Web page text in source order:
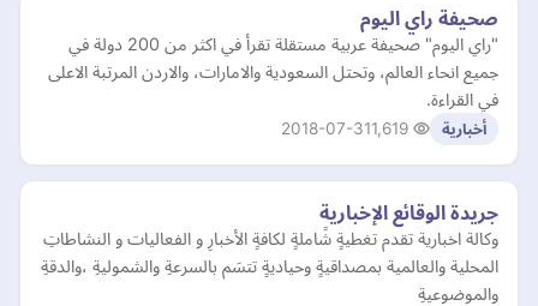
صحيفة راي اليوم
"راي اليوم" صحيفة عربية مستقلة تقرأ في اكثر من 200 دولة في
جميع انحاء العالم، وتحتل السعودية والامارات، والاردن المرتبة الاعلى
في القراءة.
أخبارية 2018-07-31
جريدة الوقائع الإخبارية
‏‏‏وكالة اخبارية تقدم تغطيةٍ شًاملةٍ لكافةٍ الأخبارِ و الفعاليات و النشاطاتِ
المحلية والعالمية بمصداقيةٍ وحياديةٍ تتسَم بالسرعةِ والشموليةِ ،والدقةِ
والموضوعيةِ